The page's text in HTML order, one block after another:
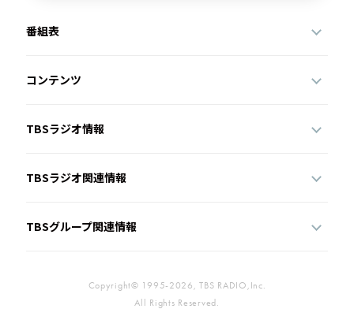
番組表
コンテンツ
TBSラジオ情報
TBSラジオ関連情報
TBSグループ関連情報
Copyright© 1995-2026, TBS RADIO,Inc.
All Rights Reserved.